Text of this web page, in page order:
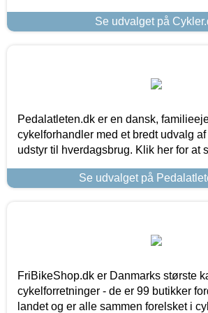
Se udvalget på
Pedalatleten.dk er en dansk,
cykelforhandler med et bredt udvalg
udstyr til hverdagsbrug. Klik her for at
Se udvalget på
FriBikeShop.dk er Danmarks største
cykelforretninger - de er 99 butikker
landet og er alle sammen forelsket i